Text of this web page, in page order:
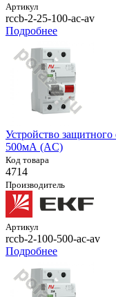
Артикул
rccb-2-25-100-ac-av
Подробнее
Устройство
500мА (AC)
Код товара
4714
Производитель
Артикул
rccb-2-100-500-ac-av
Подробнее